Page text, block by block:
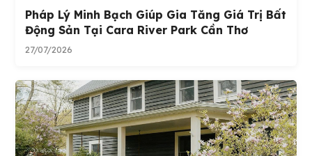
Pháp Lý Minh Bạch Giúp Gia Tăng Giá Trị Bất
Động Sản Tại Cara River Park Cần Thơ
27/07/2026